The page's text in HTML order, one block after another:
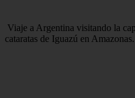
Viaje a Argentina visitando la
cataratas de Iguazú en Amazonas.